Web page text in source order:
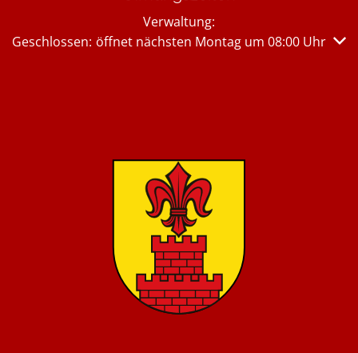
Verwaltung:
Klicken, um weitere Öffnungs- oder Schließzeiten
Geschlossen: öffnet nächsten Montag um 08:00 Uhr